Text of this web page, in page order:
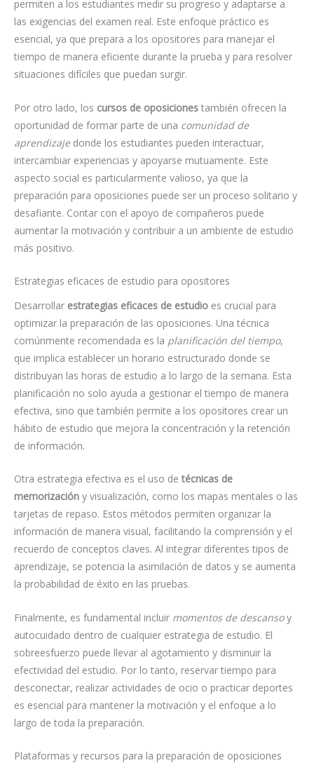
permiten a los estudiantes medir su progreso y adaptarse a
las exigencias del examen real. Este enfoque práctico es
esencial, ya que prepara a los opositores para manejar el
tiempo de manera eficiente durante la prueba y para resolver
situaciones difíciles que puedan surgir.
Por otro lado, los cursos de oposiciones también ofrecen la
oportunidad de formar parte de una comunidad de
aprendizajedonde los estudiantes pueden interactuar,
intercambiar experiencias y apoyarse mutuamente. Este
aspecto social es particularmente valioso, ya que la
preparación para oposiciones puede ser un proceso solitario y
desafiante. Contar con el apoyo de compañeros puede
aumentar la motivación y contribuir a un ambiente de estudio
más positivo.
Estrategias eficaces de estudio para opositores
Desarrollar estrategias eficaces de estudio es crucial para
optimizar la preparación de las oposiciones. Una técnica
comúnmente recomendada es la planificación del tiempo,
que implica establecer un horario estructurado donde se
distribuyan las horas de estudio a lo largo de la semana. Esta
planificación no solo ayuda a gestionar el tiempo de manera
efectiva, sino que también permite a los opositores crear un
hábito de estudio que mejora la concentración y la retención
de información.
Otra estrategia efectiva es el uso detécnicas de
memorización y visualización, como los mapas mentales o las
tarjetas de repaso. Estos métodos permiten organizar la
información de manera visual, facilitando la comprensión y el
recuerdo de conceptos claves. Al integrar diferentes tipos de
aprendizaje, se potencia la asimilación de datos y se aumenta
la probabilidad de éxito en las pruebas.
Finalmente, es fundamental incluir momentos de descansoy
autocuidado dentro de cualquier estrategia de estudio. El
sobreesfuerzo puede llevar al agotamiento y disminuir la
efectividad del estudio. Por lo tanto, reservar tiempo para
desconectar, realizar actividades de ocio o practicar deportes
es esencial para mantener la motivación y el enfoque a lo
largo de toda la preparación.
Plataformas y recursos para la preparación de oposiciones